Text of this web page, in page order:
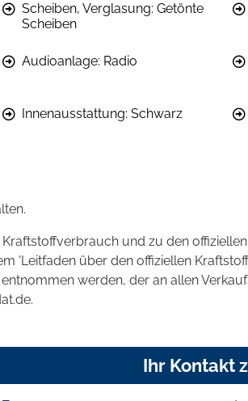
Scheiben, Verglasung: Getönte
Scheiben
Audioanlage: Radio
Innenausstattung: Schwarz
und zu den
'Leitfaden über den offiziellen
werden, der an allen
Ihr Kontakt